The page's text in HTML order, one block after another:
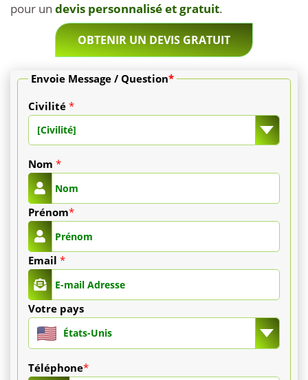
genou
facturée
800
800
pour un devis personnalisé et gratuit.
OBTENIR UN DEVIS GRATUIT
Envoie Message / Question*
Civilité *
[Civilité]
Nom *
Prénom*
Email *
Votre pays
États-Unis
Téléphone*